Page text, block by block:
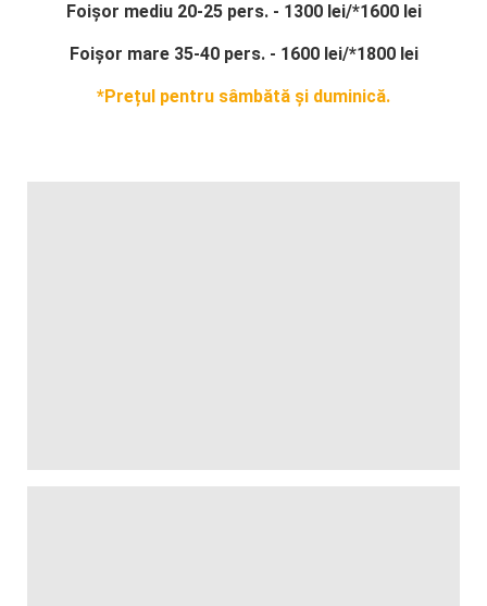
Foișor mediu 20-25 pers. - 1300 lei/*1600 lei
Foișor mare 35-40 pers. - 1600 lei/*1800 lei
*Prețul pentru sâmbătă și duminică.